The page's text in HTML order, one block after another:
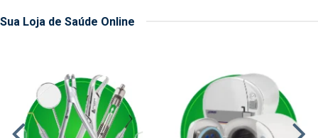
Sua Loja de Saúde Online